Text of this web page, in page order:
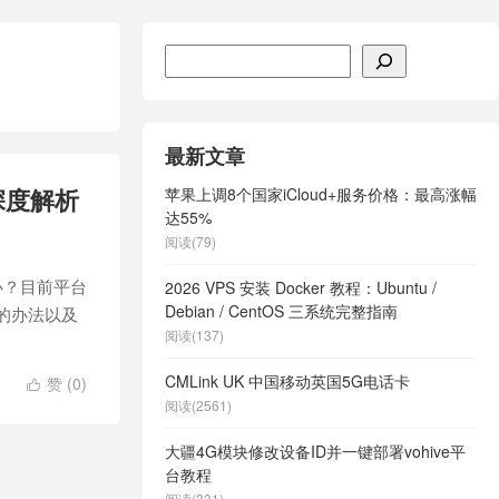
解析
目前平台
办法以及
 赞 (0)
最新文章
苹果上调8个国家iCloud+服务价格：最高涨幅
达55%
阅读(79)
2026 VPS 安装 Docker 教程：Ubuntu /
Debian / CentOS 三系统完整指南
阅读(137)
CMLink UK 中国移动英国5G电话卡
阅读(2561)
大疆4G模块修改设备ID并一键部署vohive平
台教程